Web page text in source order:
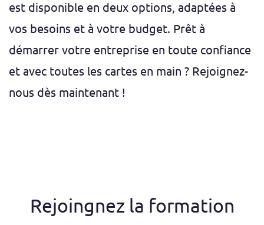
est disponible en deux options, adaptées à
vos besoins et à votre budget. Prêt à
démarrer votre entreprise en toute confiance
et avec toutes les cartes en main ? Rejoignez-
nous dès maintenant !
Rejoingnez la formation